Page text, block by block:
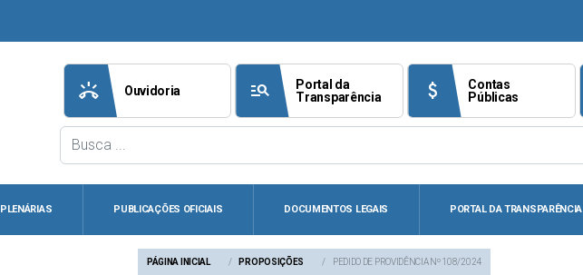
ring_volume Ouvidoria manage_search
Portal da
Transparência
attach_money
Contas
Públicas
PLENÁRIAS PUBLICAÇÕES OFICIAIS DOCUMENTOS LEGAIS PORTAL DA TRANSPARÊNCIA
PÁGINA INICIAL PROPOSIÇÕES PEDIDO DE PROVIDÊNCIA Nº 108/2024